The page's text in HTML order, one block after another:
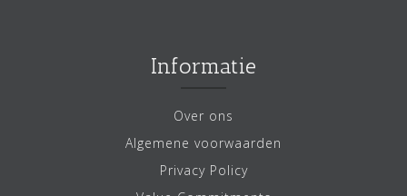
Informatie
Over ons
Algemene voorwaarden
Privacy Policy